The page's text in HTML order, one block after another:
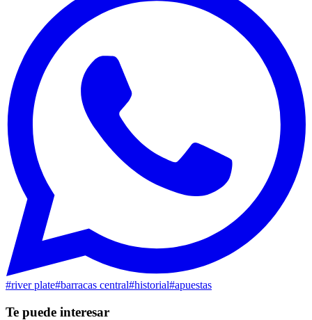
#river plate#barracas central#historial#apuestas
Te puede interesar